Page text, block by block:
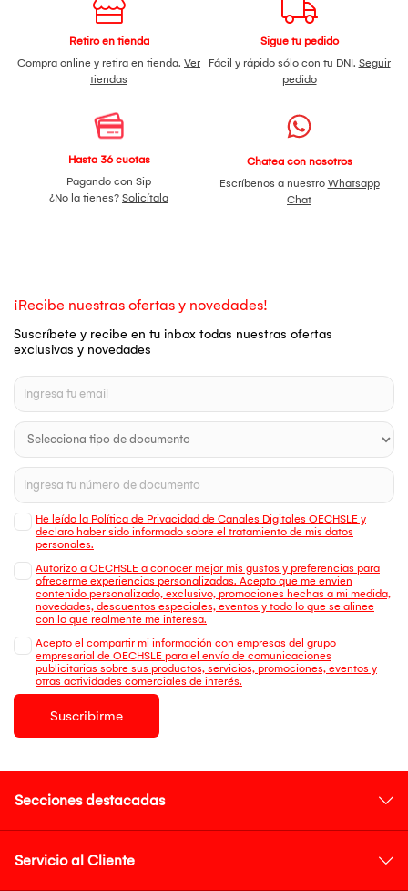
Retiro en tienda
Compra online y retira en tienda. Ver
tiendas
Sigue tu pedido
Fácil y rápido sólo con tu DNI. Seguir
pedido
Hasta 36 cuotas
Pagando con Sip
¿No la tienes? Solicítala
Chatea con nosotros
Escríbenos a nuestro Whatsapp
Chat
¡Recibe nuestras ofertas y novedades!
Suscríbete y recibe en tu inbox todas nuestras ofertas
exclusivas y novedades
He leído la Política de Privacidad de Canales Digitales OECHSLE y
declaro haber sido informado sobre el tratamiento de mis datos
personales.
Autorizo a OECHSLE a conocer mejor mis gustos y preferencias para
ofrecerme experiencias personalizadas. Acepto que me envien
contenido personalizado, exclusivo, promociones hechas a mi medida,
novedades, descuentos especiales, eventos y todo lo que se alinee
con lo que realmente me interesa.
Acepto el compartir mi información con empresas del grupo
empresarial de OECHSLE para el envío de comunicaciones
publicitarias sobre sus productos, servicios, promociones, eventos y
otras actividades comerciales de interés.
Suscribirme
Secciones destacadas
Servicio al Cliente